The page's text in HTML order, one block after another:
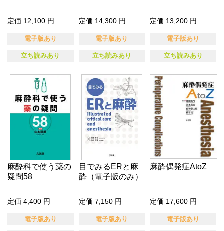
定価 12,100 円
電子版あり
立ち読みあり
定価 14,300 円
電子版あり
立ち読みあり
定価 13,200 円
電子版あり
立ち読みあり
麻酔科で使う薬の
疑問58
定価 4,400 円
電子版あり
目でみるERと麻
酔（電子版のみ）
定価 7,150 円
電子版あり
麻酔偶発症AtoZ
定価 17,600 円
電子版あり